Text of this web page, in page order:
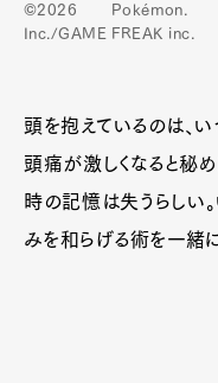
©2026 Pokémon.
Inc./GAME FREAK inc.
頭を抱えているのは、
頭痛が激しくなると秘
時の記憶は失うらしい
みを和らげる術を一緒